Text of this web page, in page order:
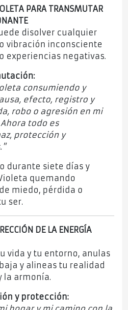
PARA TRANSMUTAR
disolver cualquier
vibración inconsciente
experiencias negativas.
consumiendo y
efecto, registro y
robo o agresión en mi
todo es
protección y
durante siete días y
quemando
miedo, pérdida o
ser.
DE LA ENERGÍA
vida y tu entorno, anulas
y alineas tu realidad
la armonía.
y protección: